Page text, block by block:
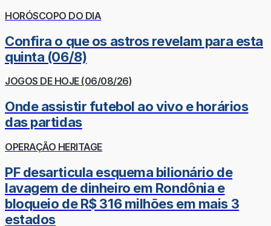
HORÓSCOPO DO DIA
Confira o que os astros revelam para esta
quinta (06/8)
JOGOS DE HOJE (06/08/26)
Onde assistir futebol ao vivo e horários
das partidas
OPERAÇÃO HERITAGE
PF desarticula esquema bilionário de
lavagem de dinheiro em Rondônia e
bloqueio de R$ 316 milhões em mais 3
estados